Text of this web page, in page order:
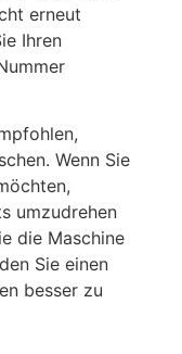
erneut
Ihren
Wenn Sie
umzudrehen
die Maschine
Sie einen
besser zu